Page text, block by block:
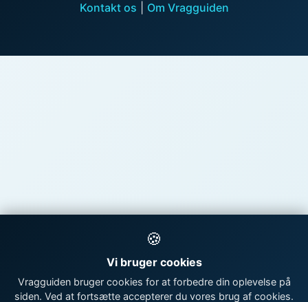
Kontakt os
Om Vragguiden
🍪
Vi bruger cookies
Vragguiden bruger cookies for at forbedre din oplevelse på
siden. Ved at fortsætte accepterer du vores brug af cookies.